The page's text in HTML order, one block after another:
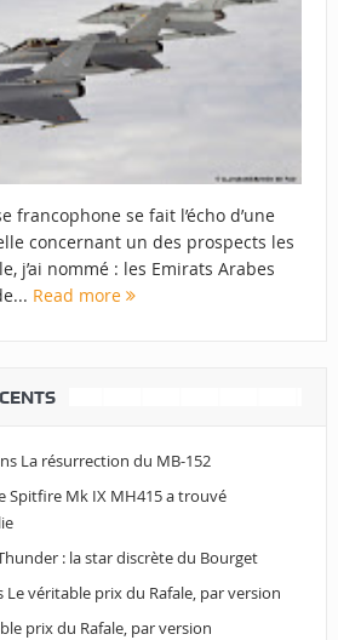
francophone se fait l’écho d’une
concernant un des prospects les
j’ai nommé : les Emirats Arabes
Read more
La résurrection du MB-152
Spitfire Mk IX MH415 a trouvé
Thunder : la star discrète du Bourget
Le véritable prix du Rafale, par version
prix du Rafale, par version